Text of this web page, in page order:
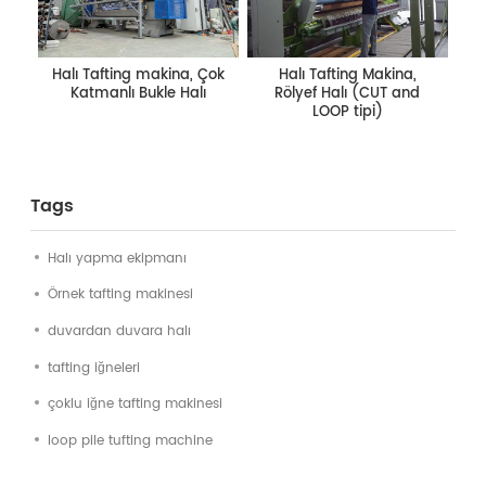
Halı Tafting makina, Çok
Katmanlı Bukle Halı
Halı Tafting Makina,
Rölyef Halı (CUT and
LOOP tipi)
Tags
Halı yapma ekipmanı
Örnek tafting makinesi
duvardan duvara halı
tafting iğneleri
çoklu iğne tafting makinesi
loop pile tufting machine